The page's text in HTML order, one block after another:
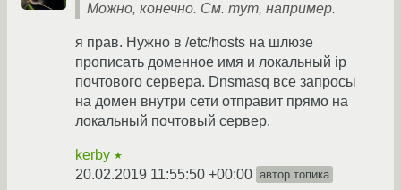
Можно, конечно. См. тут, например.
я прав. Нужно в /etc/hosts на шлюзе
прописать доменное имя и локальный ip
почтового сервера. Dnsmasq все запросы
на домен внутри сети отправит прямо на
локальный почтовый сервер.
kerby ★
20.02.2019 11:55:50 +00:00 автор топика